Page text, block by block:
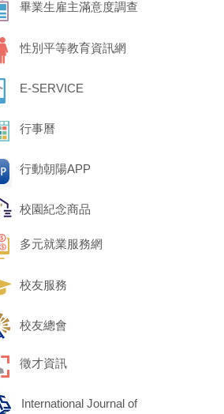
畢業生雇主滿意度調查
性別平等教育資訊網
E-SERVICE
行事曆
行動朝陽APP
校園紀念商品
多元就業服務網
校友服務
校友總會
徵才資訊
International Journal of